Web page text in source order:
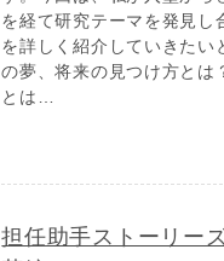
を経て研究テーマを発見し
を詳しく 紹介していきたい
の夢、将来の見つけ方とは
とは…
担任助手ストーリー